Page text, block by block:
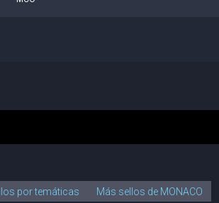
por temáticas Más sellos de MONACO